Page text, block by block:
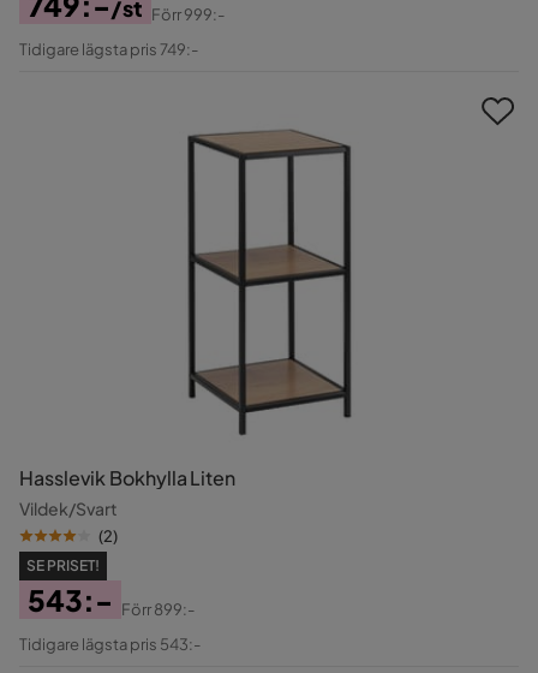
Pris
/st
Original
Förr999:-
Tidigare lägsta pris 749:-
Hasslevik Bokhylla Liten
Vildek/Svart
(2)
SE PRISET!
Pris
543:-
Original
Förr899:-
Tidigare lägsta pris 543:-